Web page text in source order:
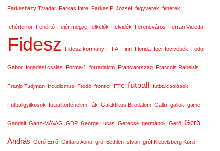
Farkasházy Tivadar Farkas Imre Farkas P. József fegyverek fehérek
fehérterror Fehértó Fejér megye felkelők Felvidék Ferencváros Ferrari Violetta
Fidesz Fidesz-kormány FIFA Finn Florida foci focivébék Fodor
Gábor fogadási csalás Forma-1 forradalom Franciaország Francois Rabelais
Franjo Tudjman freudizmus Frodó frontier FTC futball futballcsalások
Futballgyilkosok futballtörténelem fák Galaktikus Birodalom Gallia gallok game
Gandalf Ganz-MÁVAG GDP George Lucas Gerecse germánok Gerő Gerő
András Gerő Ernő Gintaro Aono gróf Bethlen István gróf Klebelsberg Kunó